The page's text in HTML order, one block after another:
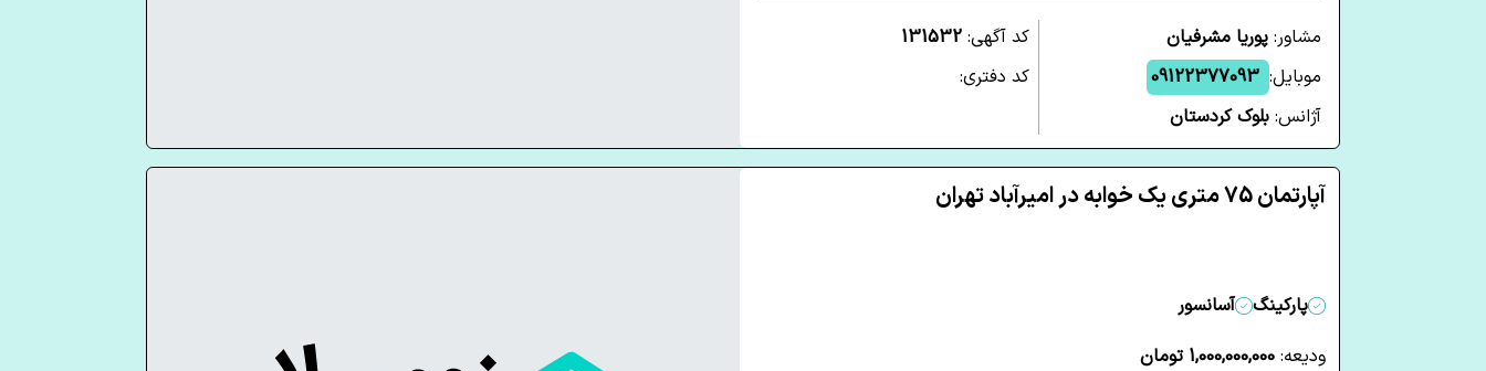
مشاور: پوریا مشرفیان
موبایل: 09122377093
آژانس: بلوک کردستان
کد آگهی: 131532
کد دفتری:
آپارتمان 75 متری یک خوابه در امیرآباد تهران
پارکینگ
آسانسور
ودیعه: 1,000,000,000 تومان